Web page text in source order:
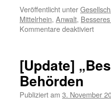
Veröffentlicht unter
Mittelrhein, Anwalt,
Kommentare deaktiviert
[Update]
Behörden
Publiziert am 3. November